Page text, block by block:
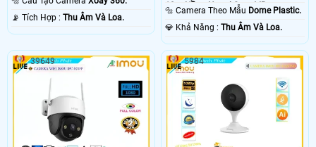
️📡 Tích Hợp : Thu Âm Và Loa.
10m Hồng Ngoại Smart IR.
🔩 Camera Theo Mẫu Dome Plastic.
️💎 Khả Năng :Thu Âm Và Loa.
39649 5984